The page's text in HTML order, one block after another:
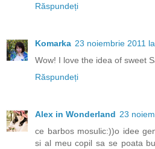
Răspundeți
Komarka 23 noiembrie 2011
Wow! I love the idea of sweet
Răspundeți
Alex in Wonderland 23
ce barbos mosulic:))o idee
si al meu copil sa se poata